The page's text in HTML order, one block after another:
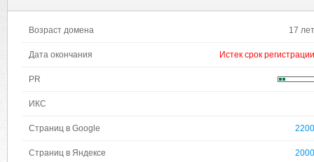
Возраст домена 17 лет
Дата окончания Истек срок регистрации
PR
ИКС
Страниц в Google 2200
Страниц в Яндексе 2000